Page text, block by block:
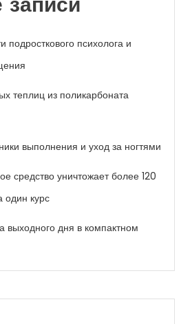
записи
подросткового психолога и
теплиц из поликарбоната
выполнения и уход за ногтями
средство уничтожает более 120
один курс
выходного дня в компактном